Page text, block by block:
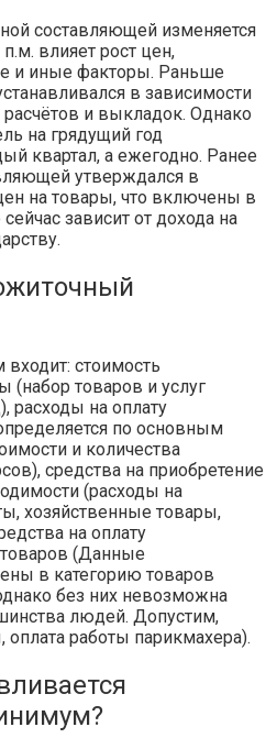
составляющей изменяется
влияет рост цен,
и иные факторы. Раньше
в зависимости
и выкладок. Однако
на грядущий год
квартал, а ежегодно. Ранее
утверждался в
на товары, что включены в
зависит от дохода на
стоимость
(набор товаров и услуг
расходы на оплату
по основным
и количества
средства на приобретение
(расходы на
хозяйственные товары,
на оплату
(Данные
в категорию товаров
без них невозможна
людей. Допустим,
работы парикмахера).